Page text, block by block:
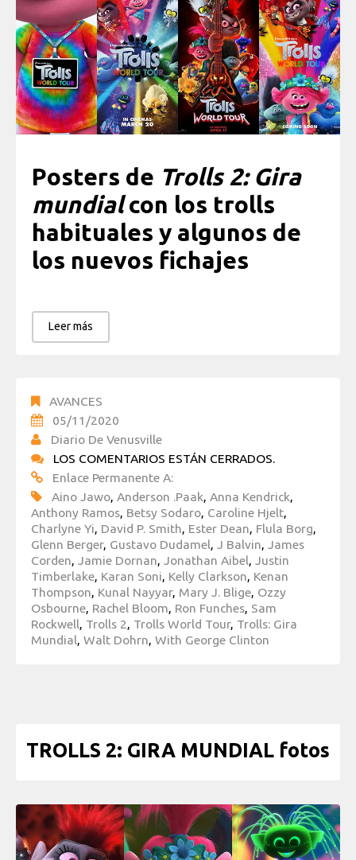
Posters de Trolls 2: Gira
mundialcon los trolls
habituales y algunos de
los nuevos fichajes
Leer más
AVANCES
05/11/2020
Diario De Venusville
LOS COMENTARIOS ESTÁN CERRADOS.
Enlace Permanente A:
Aino Jawo, Anderson .Paak, Anna Kendrick,
Anthony Ramos, Betsy Sodaro, Caroline Hjelt,
Charlyne Yi, David P. Smith, Ester Dean, Flula Borg,
Glenn Berger, Gustavo Dudamel, J Balvin, James
Corden, Jamie Dornan, Jonathan Aibel, Justin
Timberlake, Karan Soni, Kelly Clarkson, Kenan
Thompson, Kunal Nayyar, Mary J. Blige, Ozzy
Osbourne, Rachel Bloom, Ron Funches, Sam
Rockwell, Trolls 2, Trolls World Tour, Trolls: Gira
Mundial, Walt Dohrn, With George Clinton
TROLLS 2: GIRA MUNDIAL fotos